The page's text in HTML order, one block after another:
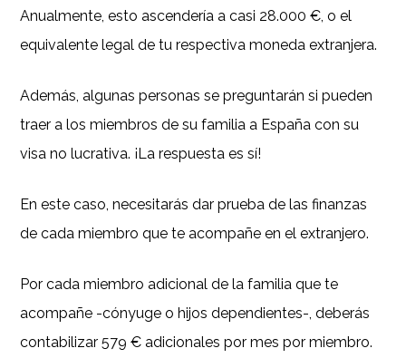
Anualmente, esto ascendería a casi 28.000 €, o el
equivalente legal de tu respectiva moneda extranjera.
Además, algunas personas se preguntarán si pueden
traer a los miembros de su familia a España con su
visa no lucrativa. ¡La respuesta es sí!
En este caso, necesitarás dar prueba de las finanzas
de cada miembro que te acompañe en el extranjero.
Por cada miembro adicional de la familia que te
acompañe -cónyuge o hijos dependientes-, deberás
contabilizar 579 € adicionales por mes por miembro.